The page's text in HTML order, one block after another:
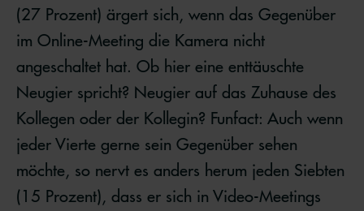
(27 Prozent) ärgert sich, wenn das Gegenüber
im Online-Meeting die Kamera nicht
angeschaltet hat. Ob hier eine enttäuschte
Neugier spricht? Neugier auf das Zuhause des
Kollegen oder der Kollegin? Funfact: Auch wenn
jeder Vierte gerne sein Gegenüber sehen
möchte, so nervt es anders herum jeden Siebten
(15 Prozent), dass er sich in Video-Meetings